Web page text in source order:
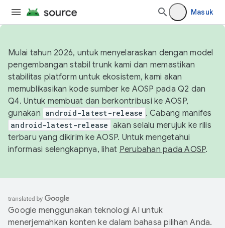
Masuk
Mulai tahun 2026, untuk menyelaraskan dengan model
pengembangan stabil trunk kami dan memastikan
stabilitas platform untuk ekosistem, kami akan
memublikasikan kode sumber ke AOSP pada Q2 dan
Q4. Untuk membuat dan berkontribusi ke AOSP,
gunakan android-latest-release . Cabang manifes
android-latest-release akan selalu merujuk ke rilis
terbaru yang dikirim ke AOSP. Untuk mengetahui
informasi selengkapnya, lihat Perubahan pada AOSP.
Google menggunakan teknologi AI untuk
menerjemahkan konten ke dalam bahasa pilihan Anda.